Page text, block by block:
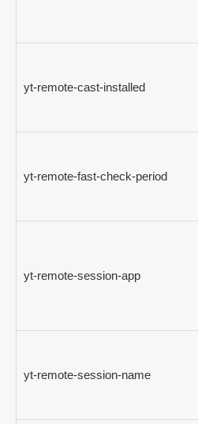
yt-remote-cast-installed
yt-remote-fast-check-period
yt-remote-session-app
yt-remote-session-name